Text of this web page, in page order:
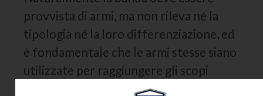
provvista di armi, ma non rileva né la
tipologia né la loro differenziazione, ed
è fondamentale che le armi stesse siano
utilizzate per raggiungere gli scopi